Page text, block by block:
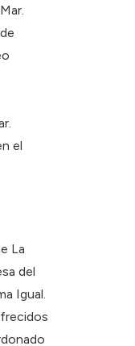
el
La
del
Igual.